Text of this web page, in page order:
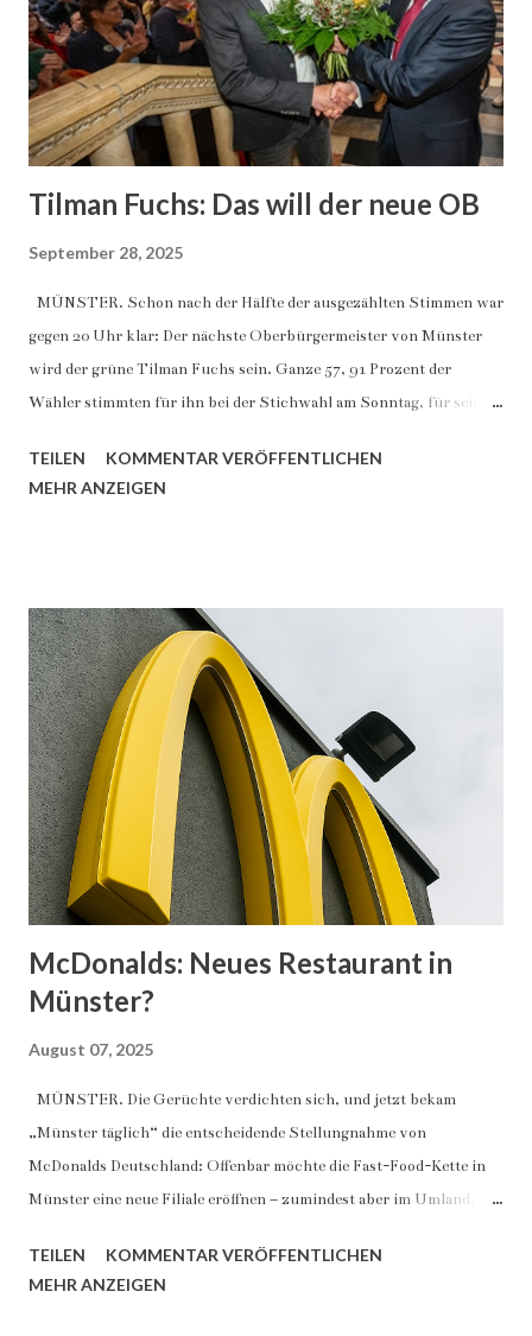
Begegnungen, Geschichte und Genuss. Danke für alles!“ Die
Gaststätte "Sandruper Baum" schließt vorübergehend ihre Pforten.
Foto: Siegmund Natschke...
Tilman Fuchs: Das will der neue OB
September 28, 2025
MÜNSTER. Schon nach der Hälfte der ausgezählten Stimmen war
gegen 20 Uhr klar: Der nächste Oberbürgermeister von Münster
wird der grüne Tilman Fuchs sein. Ganze 57, 91 Prozent der
Wähler stimmten für ihn bei der Stichwahl am Sonntag, für seinen
(vorläufiges amtliches Endergebnis). Vorgänger Markus Lewe
Münsters Finanzkollaps zu verhindern, müssen wir in den
kommenden Jahren mehr als bisher Prioritäten setzen.“, betonte er:
“Dabei sind für mich die durch den Rat beschlossenen Ziele der
Stadt handlungsleitend: Klimaneutralität, Mobilität, Wohnen, der
Abbau von Armut und Diskriminierung sowie eine starke
Wirtschaft.“ Apropos Wohnen: Hier ging Tilman Fuchs ins Detail.
Neue Wohnungen ...
TEILEN
KOMMENTAR VERÖFFENTLICHEN
MEHR ANZEIGEN
McDonalds: Neues Restaurant in
Münster?
August 07, 2025
MÜNSTER. Die Gerüchte verdichten sich, und jetzt bekam
„Münster täglich“ die entscheidende Stellungnahme von
McDonalds Deutschland: Offenbar möchte die Fast-Food-Kette in
Münster eine neue Filiale eröffnen – zumindest aber im Umland.
Schnellrestaurants an der Ludgeristraße, an der Rudolf-Diesel-
TEILEN
KOMMENTAR VERÖFFENTLICHEN
MEHR ANZEIGEN